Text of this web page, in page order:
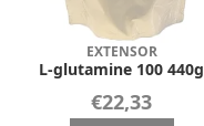
EXTENSOR
L-glutamine 100 440g
€22,33